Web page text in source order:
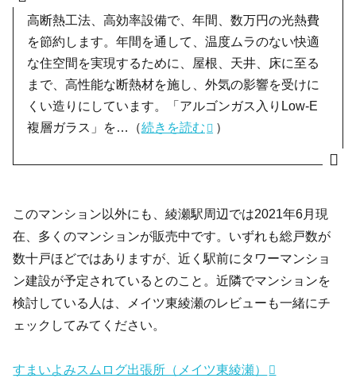
高断熱工法、高効率設備で、年間、数万円の光熱費
を節約します。年間を通して、温度ムラのない快適
な住空間を実現するために、屋根、天井、床に至る
まで、高性能な断熱材を施し、外気の影響を受けに
くい造りにしています。「アルゴンガス入りLow-E
複層ガラス」を…（続きを読む ）
このマンション以外にも、綾瀬駅周辺では2021年6月現
在、多くのマンションが販売中です。いずれも総戸数が
数十戸ほどではありますが、近く駅前にタワーマンショ
ン建設が予定されているとのこと。近隣でマンションを
検討している人は、メイツ東綾瀬のレビューも一緒にチ
ェックしてみてください。
すまいよみスムログ出張所（メイツ東綾瀬）